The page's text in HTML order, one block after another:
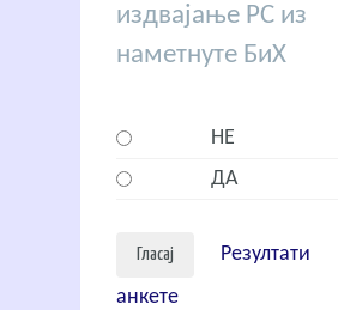
издвајање РС из
наметнуте БиХ
НЕ
ДА
Резултати
анкете